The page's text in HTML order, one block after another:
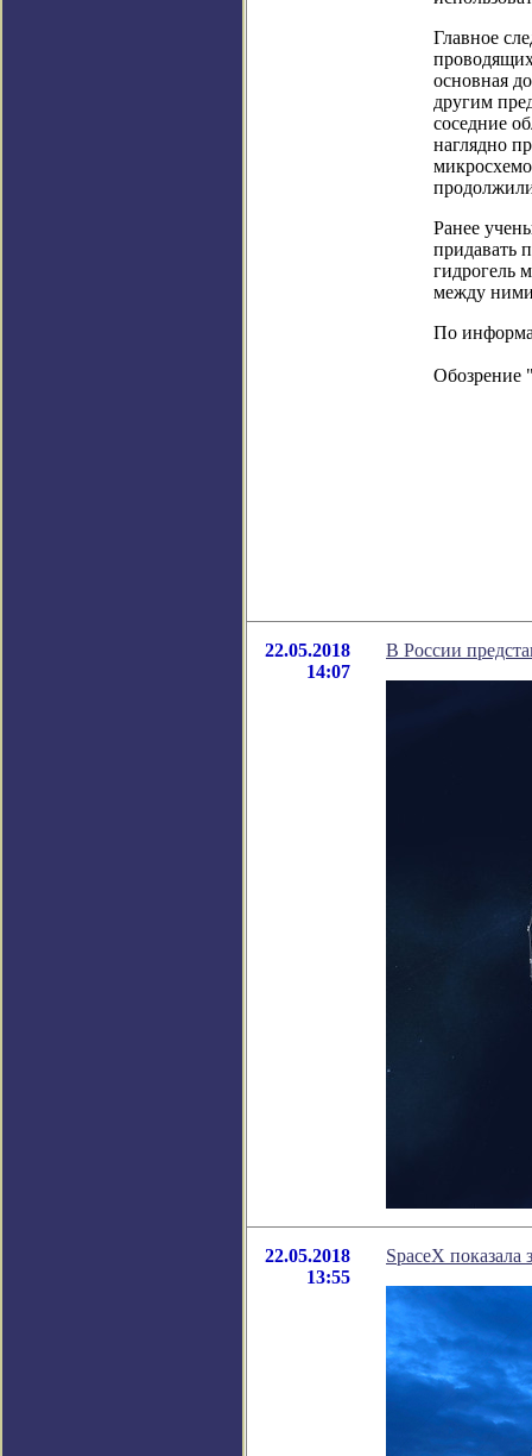
Главное
основная
другим
соседние
наглядно
Ранее
придавать
гидрогель
между ними
По
Обозрение
22.05.2018
14:07
В России
22.05.2018
13:55
SpaceX